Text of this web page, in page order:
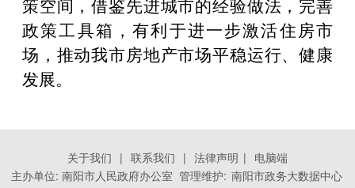
政策工具箱，有利于进一步激活住房市
场，推动我市房地产市场平稳运行、健康
发展。
关于我们 | 联系我们 | 法律声明 | 电脑端
主办单位: 南阳市人民政府办公室 管理维护: 南阳市政务大数据中心